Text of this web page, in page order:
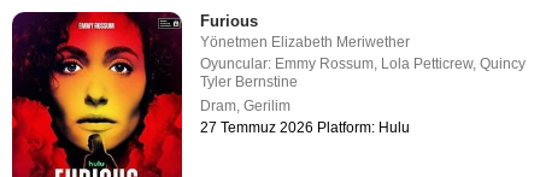
Furious
Yönetmen Elizabeth Meriwether
Oyuncular: Emmy Rossum Lola Petticrew,Quincy
Tyler Bernstine
Dram ,Gerilim
27 Temmuz 2026 Platform: Hulu